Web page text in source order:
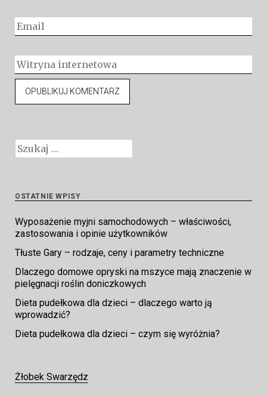
Szukaj:
OSTATNIE WPISY
Wyposażenie myjni samochodowych – właściwości,
zastosowania i opinie użytkowników
Tłuste Gary – rodzaje, ceny i parametry techniczne
Dlaczego domowe opryski na mszyce mają znaczenie w
pielęgnacji roślin doniczkowych
Dieta pudełkowa dla dzieci – dlaczego warto ją
wprowadzić?
Dieta pudełkowa dla dzieci – czym się wyróżnia?
Żłobek Swarzędz